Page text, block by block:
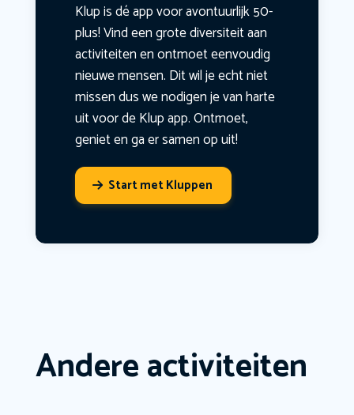
Klup is dé app voor avontuurlijk 50-
plus! Vind een grote diversiteit aan
activiteiten en ontmoet eenvoudig
nieuwe mensen. Dit wil je echt niet
missen dus we nodigen je van harte
uit voor de Klup app. Ontmoet,
geniet en ga er samen op uit!
Start met Kluppen
Andere activiteiten